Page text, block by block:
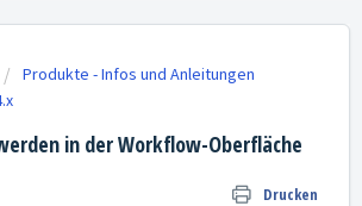
Produkte - Infos und Anleitungen
in der Workflow-Oberfläche
Drucken